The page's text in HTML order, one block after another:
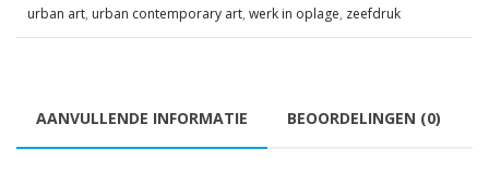
urban art, urban contemporary art, werk in oplage, zeefdruk
AANVULLENDE INFORMATIE BEOORDELINGEN (0)